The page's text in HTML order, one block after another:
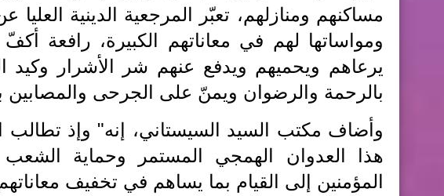
مساكنهم ومنازلهم، تعبّر المرجعية الدينية العليا
ومواساتها لهم في معاناتهم الكبيرة، رافعة
يرعاهم ويحميهم ويدفع عنهم شر الأشرار وكيد
بالرحمة والرضوان ويمنّ على الجرحى والمصابين
وأضاف مكتب السيد السيستاني، إنه" وإذ
هذا العدوان الهمجي المستمر وحماية الشعب
المؤمنين إلى القيام بما يساهم في تخفيف معاناتهم